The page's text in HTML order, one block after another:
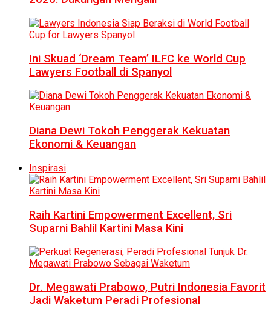
Ini Skuad ‘Dream Team’ ILFC ke World Cup
Lawyers Football di Spanyol
Diana Dewi Tokoh Penggerak Kekuatan
Ekonomi & Keuangan
Inspirasi
Raih Kartini Empowerment Excellent, Sri
Suparni Bahlil Kartini Masa Kini
Dr. Megawati Prabowo, Putri Indonesia Favorit
Jadi Waketum Peradi Profesional